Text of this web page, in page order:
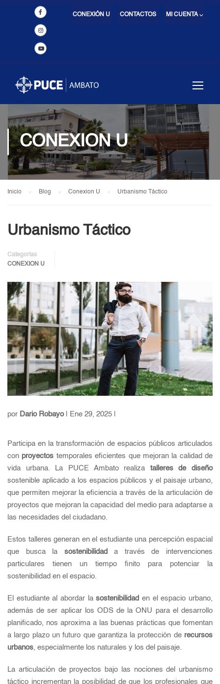
MI CUENTA ⌵
CONTACTOS
CONEXIÓN U
CONEXION U
Inicio Blog Conexion U Urbanismo Táctico
Urbanismo Táctico
Categorías
CONEXION U
por Dario Robayo| Ene 29, 2025 |
Participa en la transformación de espacios públicos articulados
con proyectos temporales eficientes que mejoran la calidad de
vida urbana.
La PUCE Ambato realiza talleres de diseño
sostenible aplicado a los espacios públicos y el paisaje urbano,
que permiten mejorar la eficiencia a través de la articulación de
proyectos que mejoran la capacidad del medio para adaptarse a
las necesidades del ciudadano.
Estos talleres generan en el estudiante una percepción espacial
que busca la sostenibilidada través de intervenciones
particulares tienen un tiempo finito para potenciar la
sostenibilidad en el espacio.
El estudiante al abordar lasostenibilidad en el espacio urbano,
además de ser aplicar los ODS de la ONU para el desarrollo
planificado, nos aproxima a las buenas prácticas que fomentan
a largo plazo un futuro que garantiza la protección de recursos
urbanos, especialmente los naturales y los del paisaje.
La articulación de proyectos bajo las nociones del urbanismo
táctico incrementan la posibilidad de que los profesionales que